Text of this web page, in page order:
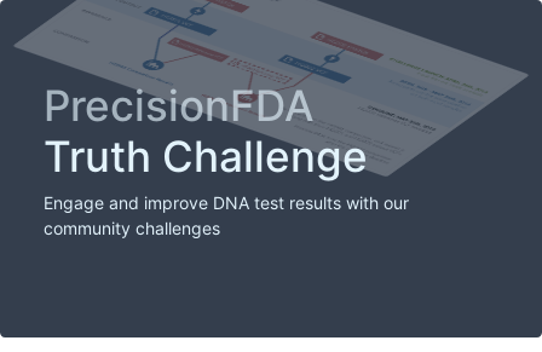
PrecisionFDA
Truth Challenge
Engage and improve DNA test results with our
community challenges